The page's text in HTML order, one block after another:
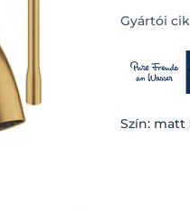
Gyártói
Szín: matt